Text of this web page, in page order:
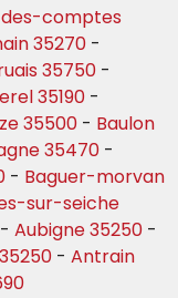
comptes
35270 -
35750 -
35190 -
35500 - Baulon
35470 -
- Baguer-morvan
sur-seiche
- Aubigne 35250 -
- Antrain